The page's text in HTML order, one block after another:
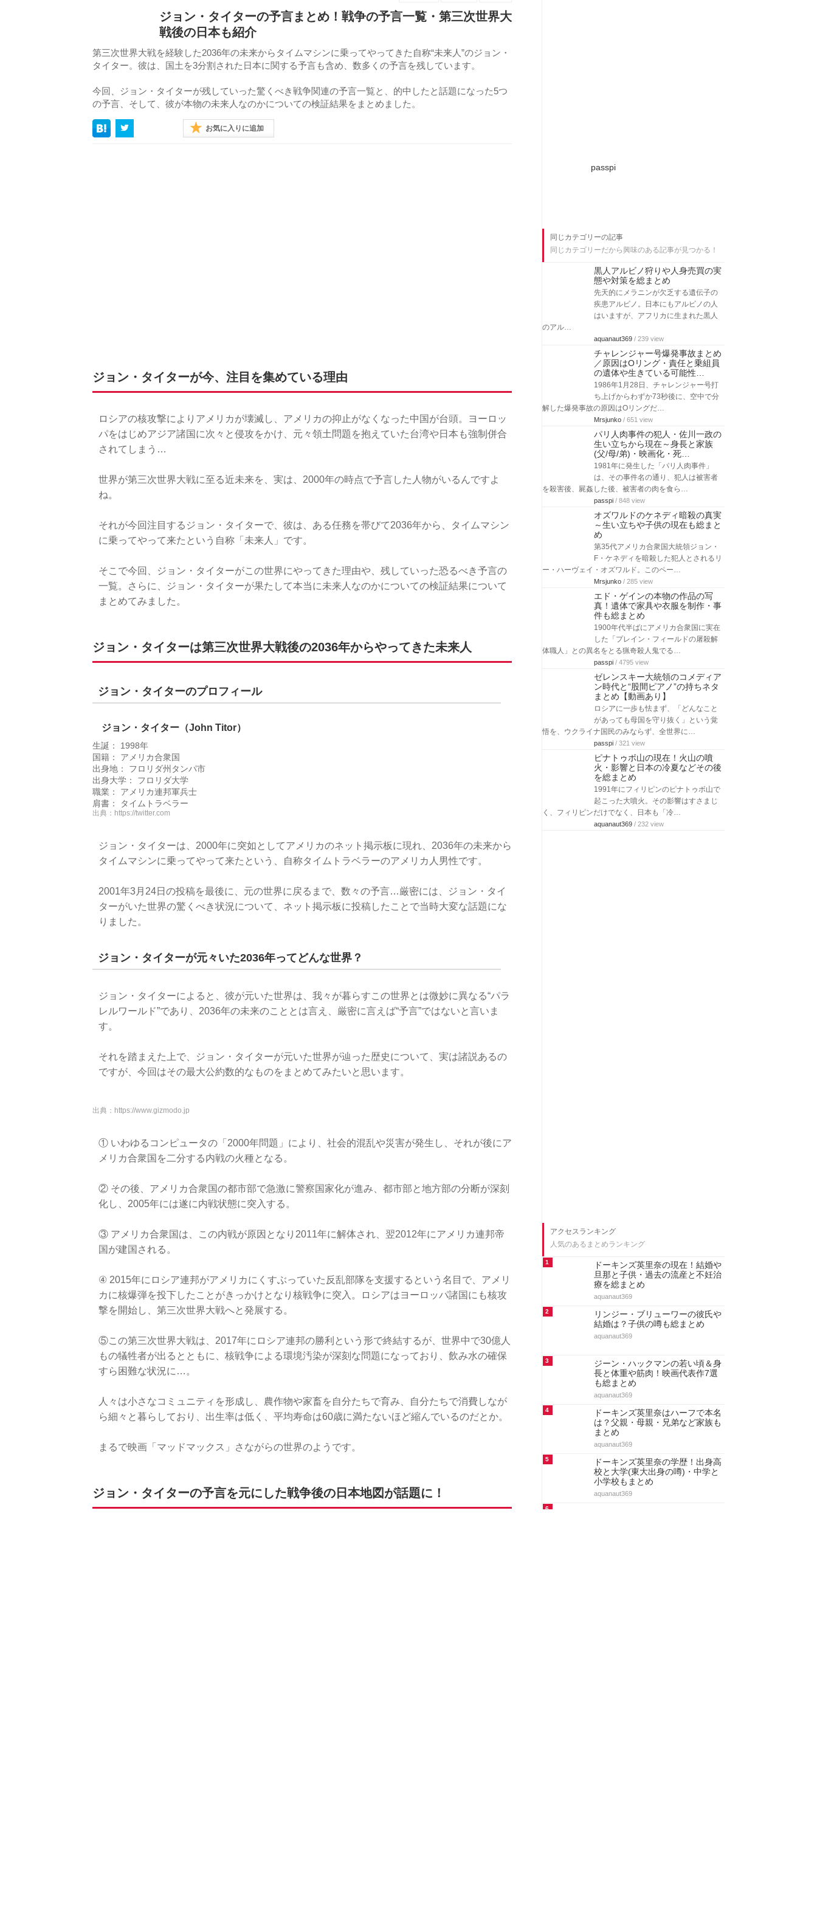
ジョン・タイターの予言まとめ！戦争の予言一覧・第三次世界大
戦後の日本も紹介
第三次世界大戦を経験した2036年の未来からタイムマシンに乗ってやってきた自称“未来人”のジョン・
タイター。彼は、国土を3分割された日本に関する予言も含め、数多くの予言を残しています。
今回、ジョン・タイターが残していった驚くべき戦争関連の予言一覧と、的中したと話題になった5つ
の予言、そして、彼が本物の未来人なのかについての検証結果をまとめました。
お気に入りに追加
ジョン・タイターが今、注目を集めている理由
ロシアの核攻撃によりアメリカが壊滅し、アメリカの抑止がなくなった中国が台頭。ヨーロッ
パをはじめアジア諸国に次々と侵攻をかけ、元々領土問題を抱えていた台湾や日本も強制併合
されてしまう…
世界が第三次世界大戦に至る近未来を、実は、2000年の時点で予言した人物がいるんですよ
ね。
それが今回注目するジョン・タイターで、彼は、ある任務を帯びて2036年から、タイムマシン
に乗ってやって来たという自称「未来人」です。
そこで今回、ジョン・タイターがこの世界にやってきた理由や、残していった恐るべき予言の
一覧。さらに、ジョン・タイターが果たして本当に未来人なのかについての検証結果について
まとめてみました。
ジョン・タイターは第三次世界大戦後の2036年からやってきた未来人
ジョン・タイターのプロフィール
ジョン・タイター（John Titor）
生誕： 1998年
国籍： アメリカ合衆国
出身地： フロリダ州タンパ市
出身大学： フロリダ大学
職業： アメリカ連邦軍兵士
肩書： タイムトラベラー
出典： https://twitter.com
ジョン・タイターは、2000年に突如としてアメリカのネット掲示板に現れ、2036年の未来から
タイムマシンに乗ってやって来たという、自称タイムトラベラーのアメリカ人男性です。
2001年3月24日の投稿を最後に、元の世界に戻るまで、数々の予言…厳密には、ジョン・タイ
ターがいた世界の驚くべき状況について、ネット掲示板に投稿したことで当時大変な話題にな
りました。
ジョン・タイターが元々いた2036年ってどんな世界？
ジョン・タイターによると、彼が元いた世界は、我々が暮らすこの世界とは微妙に異なる“パラ
レルワールド”であり、2036年の未来のこととは言え、厳密に言えば“予言”ではないと言いま
す。
それを踏まえた上で、ジョン・タイターが元いた世界が辿った歴史について、実は諸説あるの
ですが、今回はその最大公約数的なものをまとめてみたいと思います。
出典： https://www.gizmodo.jp
① いわゆるコンピュータの「2000年問題」により、社会的混乱や災害が発生し、それが後にア
メリカ合衆国を二分する内戦の火種となる。
② その後、アメリカ合衆国の都市部で急激に警察国家化が進み、都市部と地方部の分断が深刻
化し、2005年には遂に内戦状態に突入する。
③ アメリカ合衆国は、この内戦が原因となり2011年に解体され、翌2012年にアメリカ連邦帝
国が建国される。
④ 2015年にロシア連邦がアメリカにくすぶっていた反乱部隊を支援するという名目で、アメリ
カに核爆弾を投下したことがきっかけとなり核戦争に突入。ロシアはヨーロッパ諸国にも核攻
撃を開始し、第三次世界大戦へと発展する。
⑤この第三次世界大戦は、2017年にロシア連邦の勝利という形で終結するが、世界中で30億人
もの犠牲者が出るとともに、核戦争による環境汚染が深刻な問題になっており、飲み水の確保
すら困難な状況に…。
人々は小さなコミュニティを形成し、農作物や家畜を自分たちで育み、自分たちで消費しなが
ら細々と暮らしており、出生率は低く、平均寿命は60歳に満たないほど縮んでいるのだとか。
まるで映画「マッドマックス」さながらの世界のようです。
ジョン・タイターの予言を元にした戦争後の日本地図が話題に！
passpi
黒人アルビノ狩りや人身売買の実
態や対策を総まとめ
先天的にメラニンが欠乏する遺伝子の
疾患アルビノ。日本にもアルビノの人
はいますが、アフリカに生まれた黒人
チャレンジャー号爆発事故まとめ
／原因はOリング・責任と乗組員
の遺体や生きている可能性…
1986年1月28日、チャレンジャー号打
ち上げからわずか73秒後に、空中で分
解した爆発事故の原因はOリングだ…
Mrsjunko/ 651 view
パリ人肉事件の犯人・佐川一政の
生い立ちから現在～身長と家族
(父/母/弟)・映画化・死…
1981年に発生した「パリ人肉事件」
は、その事件名の通り、犯人は被害者
を殺害後、屍姦した後、被害者の肉を食ら…
passpi/ 848 view
オズワルドのケネディ暗殺の真実
～生い立ちや子供の現在も総まと
め
第35代アメリカ合衆国大統領ジョン・
F・ケネディを暗殺した犯人とされるリ
ー・ハーヴェイ・オズワルド。このペー…
Mrsjunko / 285 view
エド・ゲインの本物の作品の写
真！遺体で家具や衣服を制作・事
件も総まとめ
1900年代半ばにアメリカ合衆国に実在
した「プレイン・フィールドの屠殺解
体職人」との異名をとる猟奇殺人鬼でる…
passpi/ 4795 view
ゼレンスキー大統領のコメディア
ン時代と“股間ピアノ”の持ちネタ
まとめ【動画あり】
ロシアに一歩も怯まず、「どんなこと
があっても母国を守り抜く」という覚
悟を、ウクライナ国民のみならず、全世界に…
passpi/ 321 view
ピナトゥボ山の現在！火山の噴
火・影響と日本の冷夏などその後
を総まとめ
1991年にフィリピンのピナトゥボ山で
起こった大噴火。その影響はすさまじ
く、フィリピンだけでなく、日本も「冷…
aquanaut369 / 232 view
ドーキンズ英里奈の現在！結婚や
旦那と子供・過去の流産と不妊治
療を総まとめ
aquanaut369
リンジー・ブリューワーの彼氏や
結婚は？子供の噂も総まとめ
aquanaut369
ジーン・ハックマンの若い頃＆身
長と体重や筋肉！映画代表作7選
も総まとめ
aquanaut369
ドーキンズ英里奈はハーフで本名
は？父親・母親・兄弟など家族も
まとめ
aquanaut369
ドーキンズ英里奈の学歴！出身高
校と大学(東大出身の噂)・中学と
小学校もまとめ
aquanaut369